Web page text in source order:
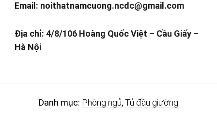
Email: noithatnamcuong.ncdc@gmail.com
Địa chỉ: 4/8/106 Hoàng Quốc Việt – Cầu Giấy –
Hà Nội
Danh mục: Phòng ngủ,Tủ đầu giường